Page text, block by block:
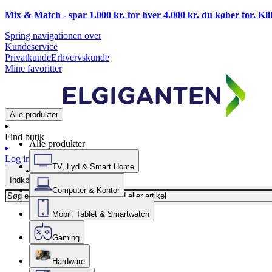
Mix & Match - spar 1.000 kr. for hver 4.000 kr. du køber for.
Spring navigationen over
Kundeservice
PrivatkundeErhvervskunde
Mine favoritter
Alle produkter
Find butik
Log ind
Indkøbskurv
Alle produkter
TV, Lyd & Smart Home
Computer & Kontor
Mobil, Tablet & Smartwatch
Gaming
Hardware